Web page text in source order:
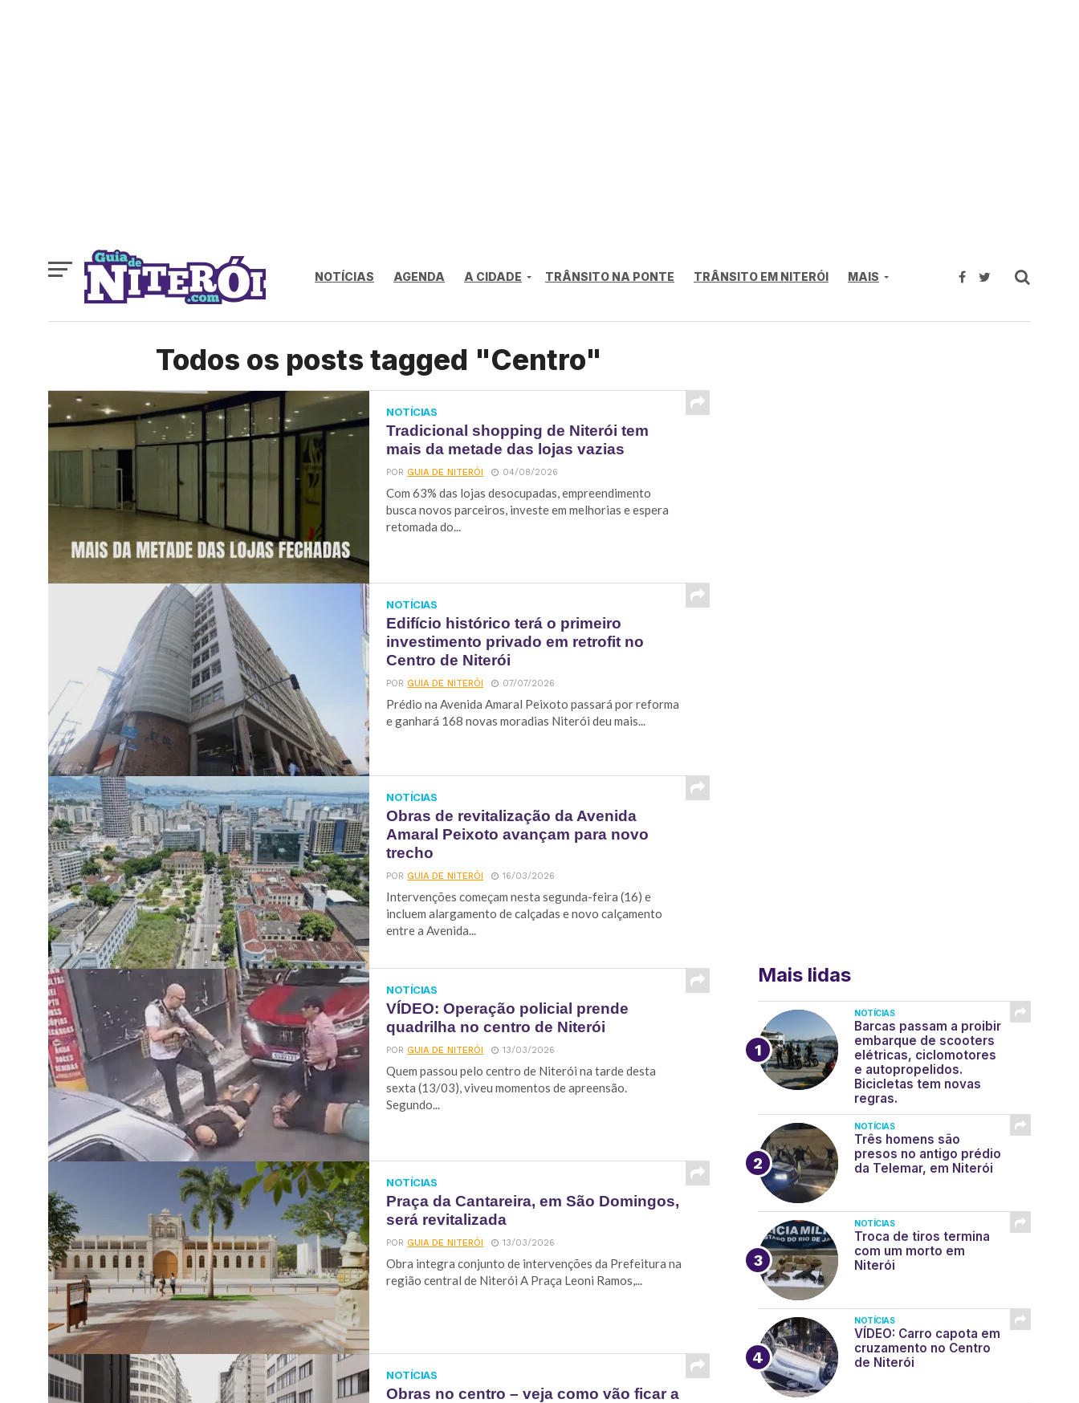
NOTÍCIAS AGENDA A CIDADE TRÂNSITO NA PONTE TRÂNSITO EM NITERÓI MAIS
Todos os posts tagged "Centro"
NOTÍCIAS
Tradicional shopping de Niterói tem
mais da metade das lojas vazias
PORGUIA DE NITERÓI 04/08/2026
Com 63% das lojas desocupadas, empreendimento
busca novos parceiros, investe em melhorias e espera
retomada do...
NOTÍCIAS
Edifício histórico terá o primeiro
investimento privado em retrofit no
Centro de Niterói
PORGUIA DE NITERÓI 07/07/2026
Prédio na Avenida Amaral Peixoto passará por reforma
e ganhará 168 novas moradias Niterói deu mais...
NOTÍCIAS
Obras de revitalização da Avenida
Amaral Peixoto avançam para novo
trecho
PORGUIA DE NITERÓI 16/03/2026
Intervenções começam nesta segunda-feira (16) e
incluem alargamento de calçadas e novo calçamento
entre a Avenida...
NOTÍCIAS
VÍDEO: Operação policial prende
quadrilha no centro de Niterói
PORGUIA DE NITERÓI 13/03/2026
Quem passou pelo centro de Niterói na tarde desta
sexta (13/03), viveu momentos de apreensão.
Segundo...
NOTÍCIAS
Praça da Cantareira, em São Domingos,
será revitalizada
PORGUIA DE NITERÓI 13/03/2026
Obra integra conjunto de intervenções da Prefeitura na
região central de Niterói A Praça Leoni Ramos,...
NOTÍCIAS
Obras no centro – veja como vão ficar a
Mais lidas
NOTÍCIAS
Barcas passam a proibir
embarque de scooters
elétricas, ciclomotores
e autopropelidos.
Bicicletas tem novas
regras.
NOTÍCIAS
Três homens são
presos no antigo prédio
da Telemar, em Niterói
NOTÍCIAS
Troca de tiros termina
com um morto em
Niterói
NOTÍCIAS
VÍDEO: Carro capota em
cruzamento no Centro
de Niterói